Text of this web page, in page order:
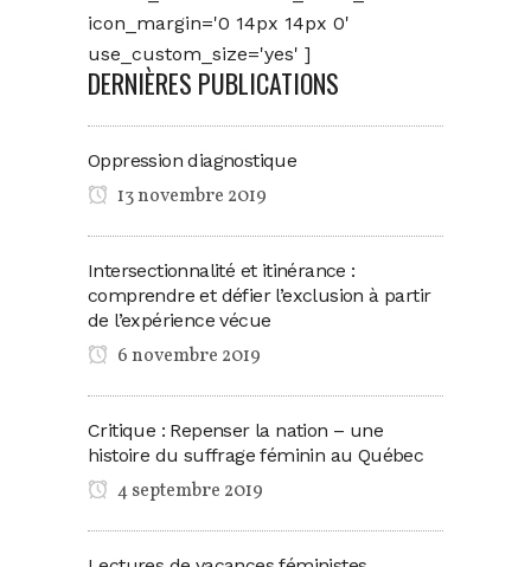
icon_margin='0 14px 14px 0'
use_custom_size='yes' ]
DERNIÈRES PUBLICATIONS
Oppression diagnostique
13 novembre 2019
Intersectionnalité et itinérance :
comprendre et défier l’exclusion à partir
de l’expérience vécue
6 novembre 2019
Critique : Repenser la nation – une
histoire du suffrage féminin au Québec
4 septembre 2019